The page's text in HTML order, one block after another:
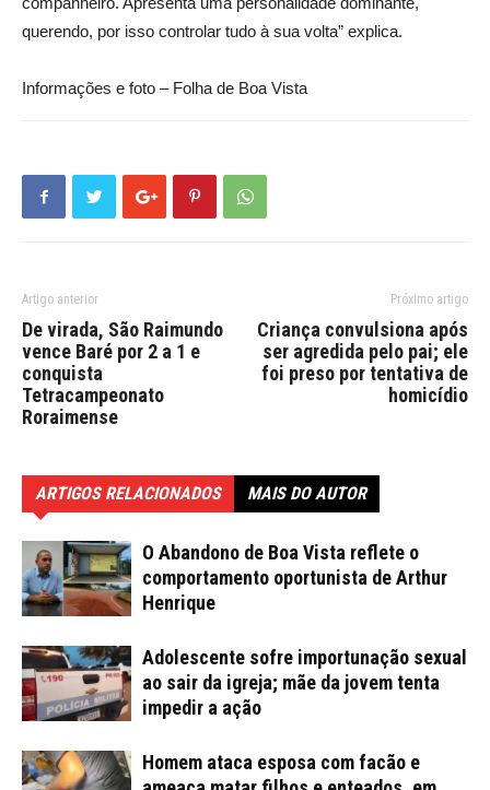
querendo, por isso controlar tudo à sua volta” explica.
Informações e foto – Folha de Boa Vista
Artigo anterior
De virada, São Raimundo
vence Baré por 2 a 1 e
conquista
Tetracampeonato
Roraimense
Próximo artigo
Criança convulsiona após
ser agredida pelo pai; ele
foi preso por tentativa de
homicídio
ARTIGOS RELACIONADOS MAIS DO AUTOR
O Abandono de Boa Vista reflete o
comportamento oportunista de Arthur
Henrique
Adolescente sofre importunação sexual
ao sair da igreja; mãe da jovem tenta
impedir a ação
Homem ataca esposa com facão e